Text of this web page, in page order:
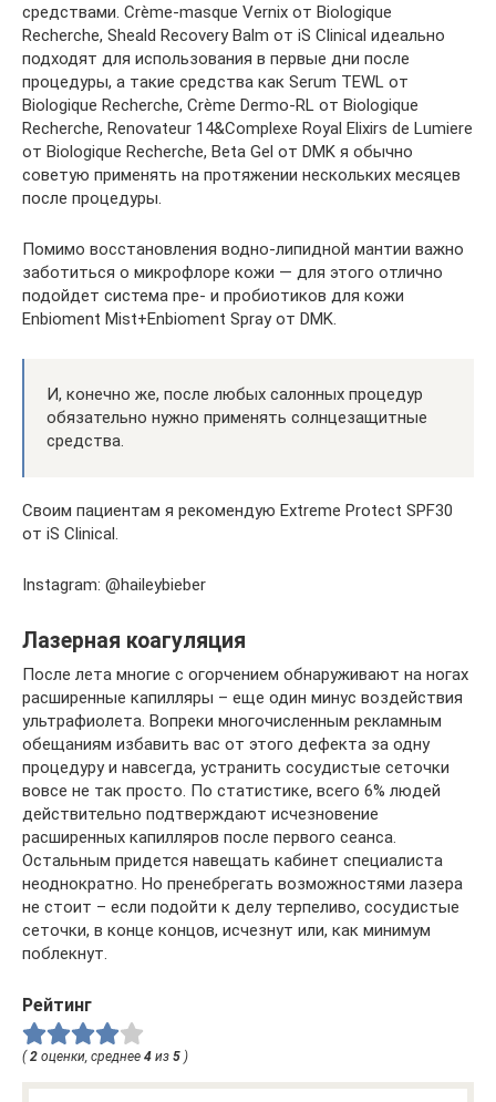
средствами. Crème-masque Vernix от Biologique
Recherche, Sheald Recovery Balm от iS Clinical идеально
подходят для использования в первые дни после
процедуры, а такие средства как Serum TEWL от
Biologique Recherche, Crème Dermo-RL от Biologique
Recherche, Renovateur 14&Complexe Royal Elixirs de Lumiere
от Biologique Recherche, Beta Gel от DMK я обычно
советую применять на протяжении нескольких месяцев
после процедуры.
Помимо восстановления водно-липидной мантии важно
заботиться о микрофлоре кожи — для этого отлично
подойдет система пре- и пробиотиков для кожи
Enbioment Mist+Enbioment Spray от DMK.
И, конечно же, после любых салонных процедур
обязательно нужно применять солнцезащитные
средства.
Своим пациентам я рекомендую Extreme Protect SPF30
от iS Clinical.
Instagram: @haileybieber
Лазерная коагуляция
После лета многие с огорчением обнаруживают на ногах
расширенные капилляры – еще один минус воздействия
ультрафиолета. Вопреки многочисленным рекламным
обещаниям избавить вас от этого дефекта за одну
процедуру и навсегда, устранить сосудистые сеточки
вовсе не так просто. По статистике, всего 6% людей
действительно подтверждают исчезновение
расширенных капилляров после первого сеанса.
Остальным придется навещать кабинет специалиста
неоднократно. Но пренебрегать возможностями лазера
не стоит – если подойти к делу терпеливо, сосудистые
сеточки, в конце концов, исчезнут или, как минимум
поблекнут.
Рейтинг
( 2 оценки, среднее 4 из 5 )